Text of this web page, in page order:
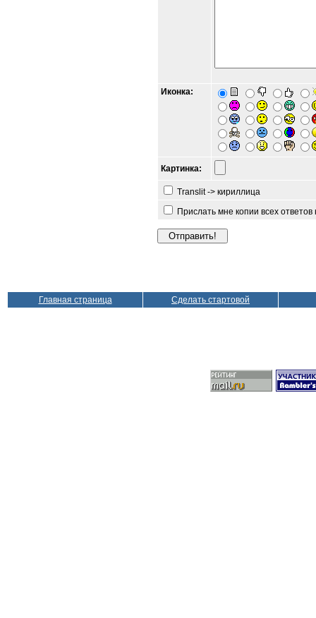
Иконка:
Картинка:
Translit -> кириллица
Прислать мне копии всех
Главная страница Сделать стартовой